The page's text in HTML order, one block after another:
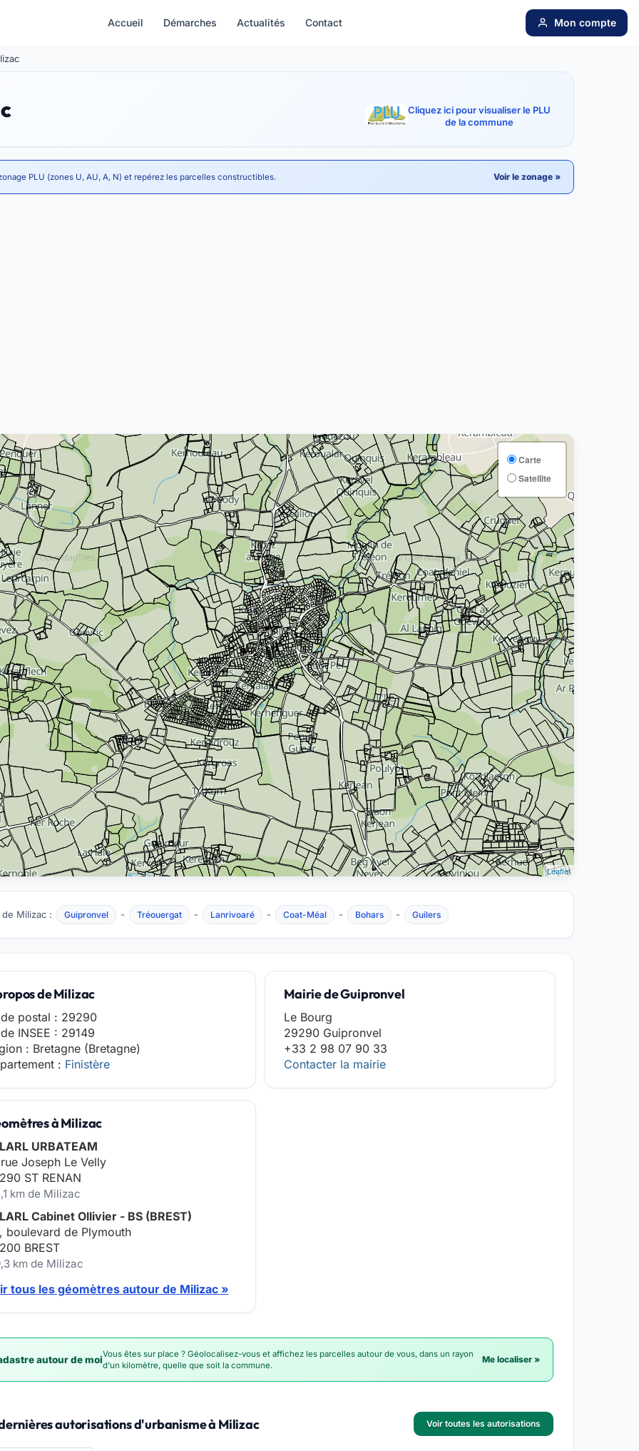
Accueil Démarches Actualités Contact Mon compte
Cliquez ici pour visualiser le PLU
de la commune
PLU (zones U, AU, A, N) et repérez les parcelles constructibles. Voir le zonage »
Carte
Satellite
Leaflet
Milizac : Guipronvel - Tréouergat - Lanrivoaré - Coat-Méal - Bohars - Guilers
de Milizac
postal : 29290
INSEE : 29149
: Bretagne (Bretagne)
: Finistère
Mairie de Guipronvel
Le Bourg
29290 Guipronvel
+33 2 98 07 90 33
Contacter la mairie
à Milizac
URBATEAM
Joseph Le Velly
ST RENAN
km de Milizac
Cabinet Ollivier - BS (BREST)
boulevard de Plymouth
BREST
km de Milizac
tous les géomètres autour de Milizac »
autour de moiVous êtes sur place ? Géolocalisez-vous et affichez les parcelles autour de vous, dans un rayon
d'un kilomètre, quelle que soit la commune.
Me localiser »
autorisations d'urbanisme à Milizac Voir toutes les autorisations